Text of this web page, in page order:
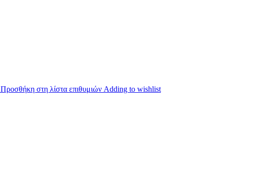
Προσθήκη στη λίστα επιθυμιών Adding to wishlist